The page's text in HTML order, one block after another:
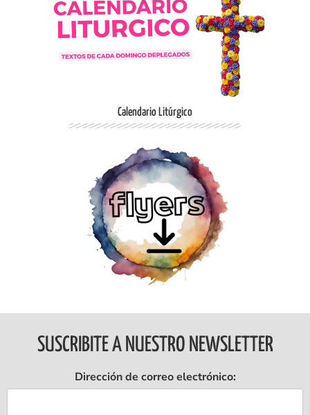
Ingresar
Calendario Litúrgico
Ingresar
SUSCRIBITE A NUESTRO NEWSLETTER
Dirección de correo electrónico: